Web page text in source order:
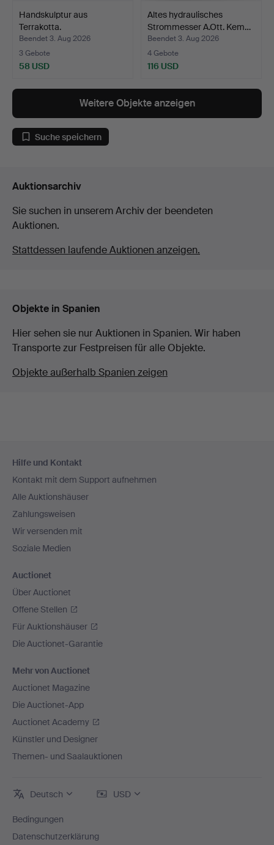
Handskulptur aus
Terrakotta.
Beendet 3. Aug 2026
3 Gebote
58 USD
Altes hydraulisches
Strommesser A.Ott. Kem…
Beendet 3. Aug 2026
4 Gebote
116 USD
Weitere Objekte anzeigen
Suche speichern
Auktionsarchiv
Sie suchen in unserem Archiv der beendeten
Auktionen.
Stattdessen laufende Auktionen anzeigen.
Objekte in Spanien
Hier sehen sie nur Auktionen in Spanien. Wir haben
Transporte zur Festpreisen für alle Objekte.
Objekte außerhalb Spanien zeigen
Navigation
Hilfe und Kontakt
Kontakt mit dem Support aufnehmen
Alle Auktionshäuser
Zahlungsweisen
Wir versenden mit
Soziale Medien
Auctionet
Über Auctionet
Offene Stellen
Für Auktionshäuser
Die Auctionet-Garantie
Mehr von Auctionet
Auctionet Magazine
Die Auctionet-App
Auctionet Academy
Künstler und Designer
Themen- und Saalauktionen
Deutsch USD
Bedingungen
Datenschutzerklärung